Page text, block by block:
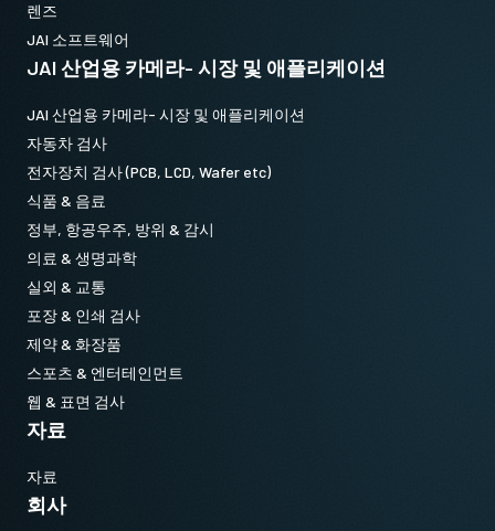
렌즈
JAI 소프트웨어
JAI 산업용 카메라- 시장 및 애플리케이션
JAI 산업용 카메라- 시장 및 애플리케이션
자동차 검사
전자장치 검사 (PCB, LCD, Wafer etc)
식품 & 음료
정부, 항공우주, 방위 & 감시
의료 & 생명과학
실외 & 교통
포장 & 인쇄 검사
제약 & 화장품
스포츠 & 엔터테인먼트
웹 & 표면 검사
자료
자료
회사